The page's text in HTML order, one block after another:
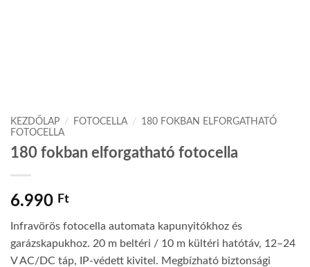
KEZDŐLAP / FOTOCELLA /
180 FOKBAN ELFORGATHATÓ
FOTOCELLA
180 fokban elforgatható fotocella
6.990 Ft
Infravörös fotocella automata kapunyitókhoz és
garázskapukhoz. 20 m beltéri / 10 m kültéri hatótáv, 12–24
V AC/DC táp, IP-védett kivitel. Megbízható biztonsági